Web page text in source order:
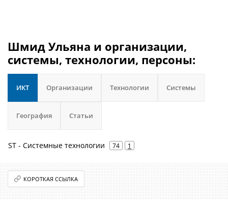
Шмид Ульяна и организации,
системы, технологии, персоны:
ИКТ Организации Технологии Системы
География Статьи
ST - Системные технологии 74 1
КОРОТКАЯ ССЫЛКА